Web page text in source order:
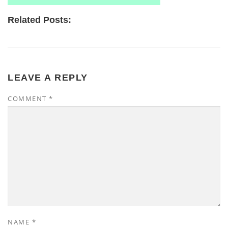
Related Posts:
LEAVE A REPLY
COMMENT *
NAME *